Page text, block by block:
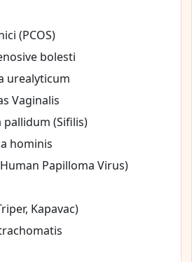
(PCOS)
bolesti
urealyticum
Vaginalis
pallidum (Sifilis)
hominis
Papilloma Virus)
Kapavac)